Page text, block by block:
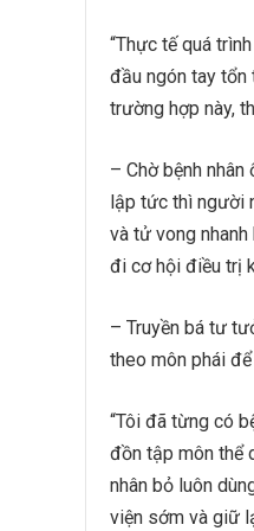
“Thực tế quá
đầu ngón tay tổn
trường hợp này,
– Chờ bệnh
lập tức thì người
và tử vong
đi cơ hội điều trị
– Truyền bá tư
theo môn phái
“Tôi đã từng có
đồn tập môn thể
nhân bỏ luôn
viện sớm và giữ